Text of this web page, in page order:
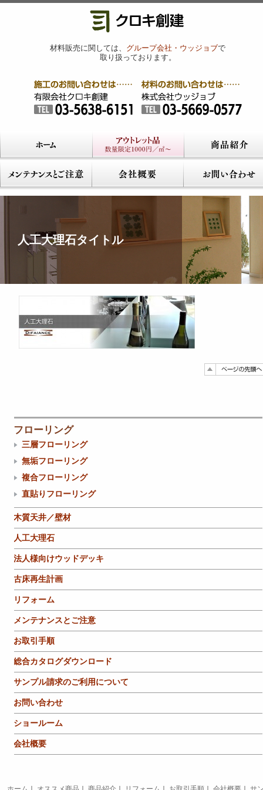
材料販売に関しては、 グループ会社・ウッジョブで
取り扱っております。
人工大理石タイトル
フローリング
三層フローリング
無垢フローリング
複合フローリング
直貼りフローリング
木質天井／壁材
人工大理石
法人様向けウッドデッキ
古床再生計画
リフォーム
メンテナンスとご注意
お取引手順
総合カタログダウンロード
サンプル請求のご利用について
お問い合わせ
ショールーム
会社概要